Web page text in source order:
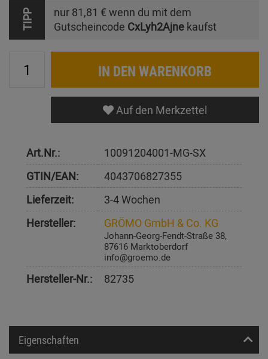
TIPP nur 81,81 € wenn du mit dem
Gutscheincode CxLyh2Ajne kaufst
IN DEN WARENKORB
Auf den Merkzettel
Art.Nr.:
10091204001-MG-SX
GTIN/EAN:
4043706827355
Lieferzeit:
3-4 Wochen
Hersteller:
GRÖMO GmbH & Co. KG
Johann-Georg-Fendt-Straße 38,
87616 Marktoberdorf
info@groemo.de
Hersteller-Nr.: 82735
Eigenschaften